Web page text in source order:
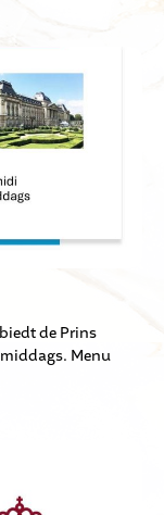
de Prins
Menu